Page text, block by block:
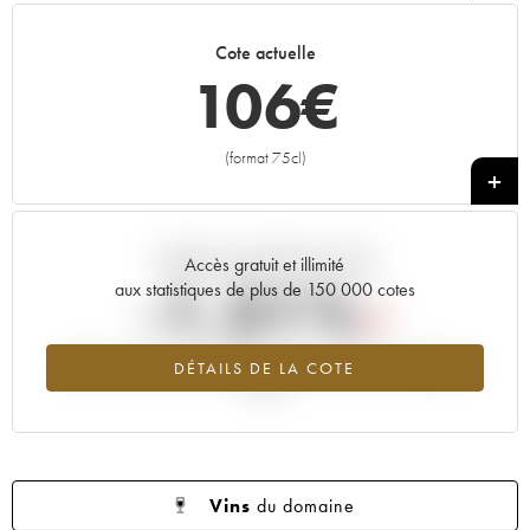
Cote actuelle
106€
(format 75cl)
+
Accès gratuit et illimité
aux statistiques de plus de 150 000 cotes
DÉTAILS DE LA COTE
Tendance actuelle de la cote
-1.31%
Tendance à la baisse du millésime 2001 en 2026 par rapport à
Vins du domaine